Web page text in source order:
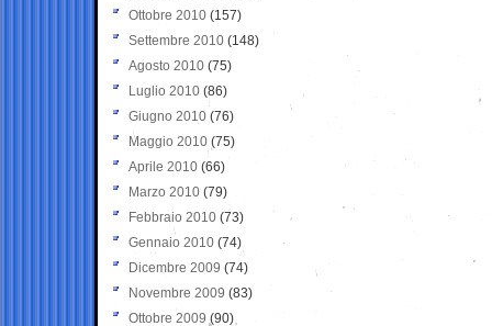
Ottobre 2010 (157)
Settembre 2010 (148)
Agosto 2010 (75)
Luglio 2010 (86)
Giugno 2010 (76)
Maggio 2010 (75)
Aprile 2010 (66)
Marzo 2010 (79)
Febbraio 2010 (73)
Gennaio 2010 (74)
Dicembre 2009 (74)
Novembre 2009 (83)
Ottobre 2009 (90)